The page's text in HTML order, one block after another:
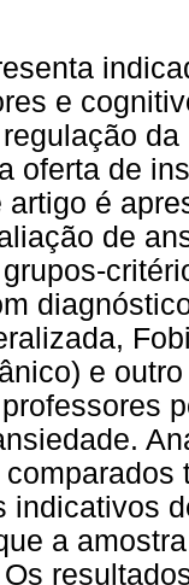
e
oferta de
artigo é
de
e
indicativos
a